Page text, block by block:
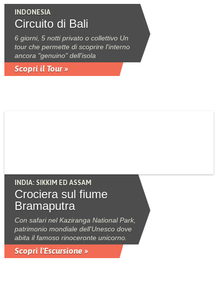
INDONESIA
Circuito di Bali
6 giorni, 5 notti privato o collettivo Un
tour che permette di scoprire l'interno
ancora "genuino" dell'isola
Scopri il Tour »
INDIA: SIKKIM ED ASSAM
Crociera sul fiume
Bramaputra
Con safari nel Kaziranga National Park,
patrimonio mondiale dell'Unesco dove
abita il famoso rinoceronte unicorno.
Scopri l'Escursione »